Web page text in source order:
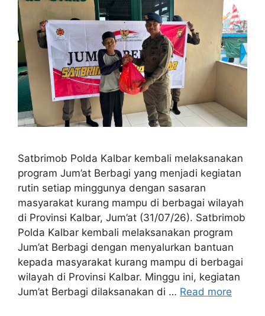
Satbrimob Polda Kalbar kembali melaksanakan
program Jum’at Berbagi yang menjadi kegiatan
rutin setiap minggunya dengan sasaran
masyarakat kurang mampu di berbagai wilayah
di Provinsi Kalbar, Jum’at (31/07/26). Satbrimob
Polda Kalbar kembali melaksanakan program
Jum’at Berbagi dengan menyalurkan bantuan
kepada masyarakat kurang mampu di berbagai
wilayah di Provinsi Kalbar. Minggu ini, kegiatan
Jum’at Berbagi dilaksanakan di … Read more